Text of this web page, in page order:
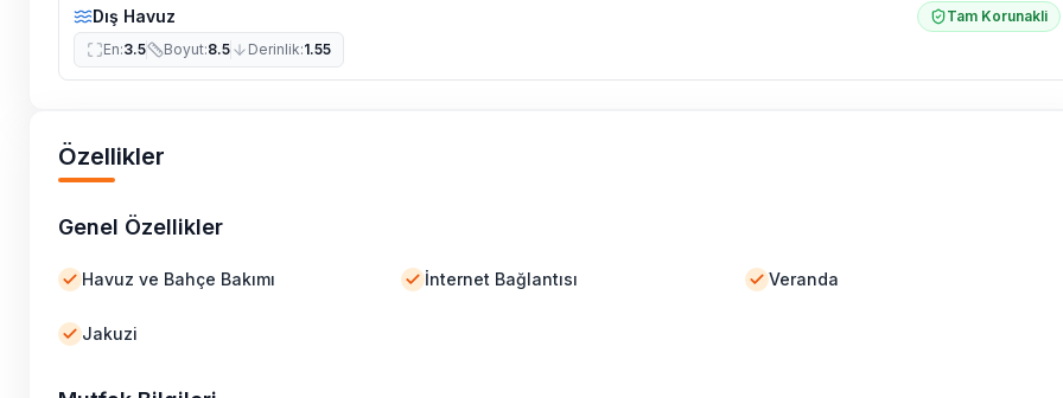
Dış Havuz
Tam Korunakli
En:3.5 Boyut:8.5 Derinlik:1.55
Özellikler
Genel Özellikler
Havuz ve Bahçe Bakımı İnternet Bağlantısı Veranda
Jakuzi